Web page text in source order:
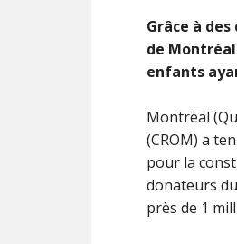
Grâce à
de
enfants
Montréal
(CROM) a
pour la
donateurs
près de 1